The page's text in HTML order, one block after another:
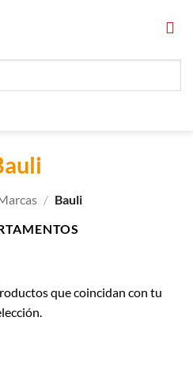
/ Bauli
que coincidan con tu